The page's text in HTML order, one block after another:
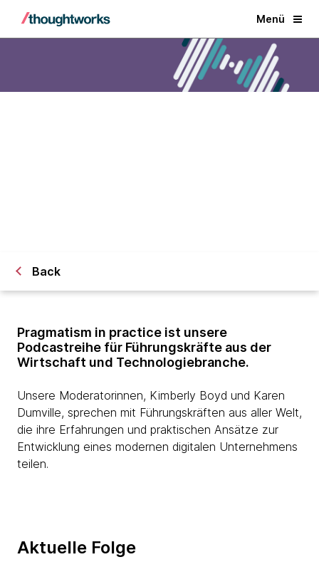
Menü
Back
Pragmatism in practice ist unsere
Podcastreihe für Führungskräfte aus der
Wirtschaft und Technologiebranche.
Unsere Moderatorinnen, Kimberly Boyd und Karen
Dumville, sprechen mit Führungskräften aus aller Welt,
die ihre Erfahrungen und praktischen Ansätze zur
Entwicklung eines modernen digitalen Unternehmens
teilen.
Aktuelle Folge